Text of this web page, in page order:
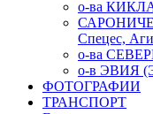
о-ва
Спецес,
о-ва
о-в ЭВИЯ
ФОТОГРАФИИ
ТРАНСПОРТ